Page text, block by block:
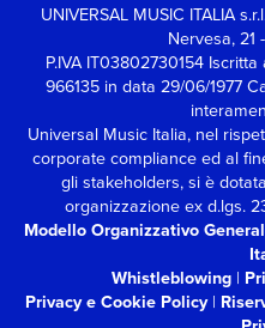
UNIVERSAL MUSIC ITALIA
Nervesa, 21
P.IVA IT03802730154
966135 in data 29/06/1977
Universal Music Italia, nel
corporate compliance ed al
gli stakeholders,si è
organizzazione ex d.lgs.
Modello Organizzativo
Whistleblowing |
Privacy e Cookie Policy|